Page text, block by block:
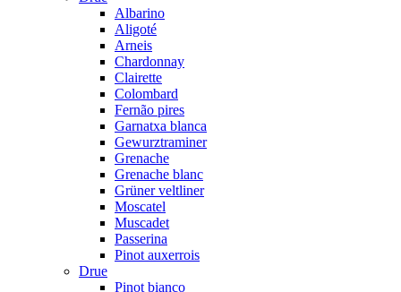
Albarino
Aligoté
Arneis
Chardonnay
Clairette
Colombard
Fernão pires
Garnatxa blanca
Gewurztraminer
Grenache
Grenache blanc
Grüner veltliner
Moscatel
Muscadet
Passerina
Pinot auxerrois
Drue
Pinot bianco